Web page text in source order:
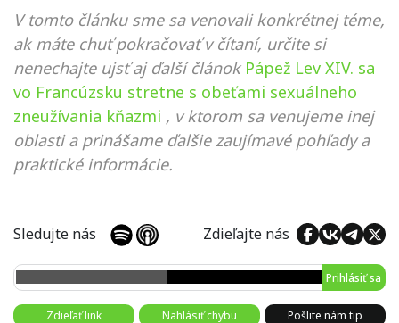
V tomto článku sme sa venovali konkrétnej téme,
ak máte chuť pokračovať v čítaní, určite si
nenechajte ujsť aj ďalší článok Pápež Lev XIV. sa
vo Francúzsku stretne s obeťami sexuálneho
zneužívania kňazmi , v ktorom sa venujeme inej
oblasti a prinášame ďalšie zaujímavé pohľady a
praktické informácie.
Sledujte nás Zdieľajte nás
Prihlásiť sa
Zdieľať link Nahlásiť chybu Pošlite nám tip